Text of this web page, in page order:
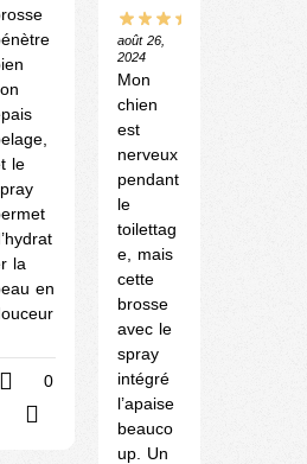
le
la
en
0
août 26,
2024
Mon
chien
est
nerveux
pendant
le
toilettag
e, mais
cette
brosse
avec le
spray
intégré
l’apaise
beauco
up. Un